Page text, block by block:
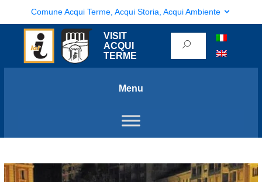
Comune Acqui Terme, Acqui Storia, Acqui Ambiente
VISIT
ACQUI
TERME
Menu